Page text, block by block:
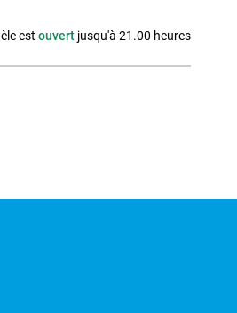
est ouvert jusqu'à 21.00 heures